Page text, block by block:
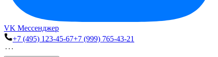
VK Мессенджер
+7 (495) 123-45-67+7 (999) 765-43-21